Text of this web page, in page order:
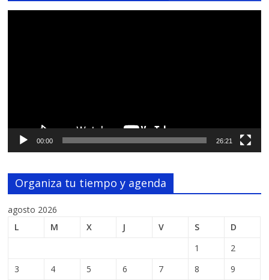
00:00 26:21
Organiza tu tiempo y agenda
agosto 2026
L
M X J V S
D
1
2
3
4 5 6 7 8
9